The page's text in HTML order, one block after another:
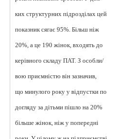
ких структурних підрозділах цей
показник сягає 95%. Більш ніж
20%, а це 190 жінок, входять до
керівного складу ПАТ. З особли/
вою приємністю він зазначив,
що минулого року у відпустки по
догляду за дітьми пішло на 20%
більше жінок, ніж у попередні